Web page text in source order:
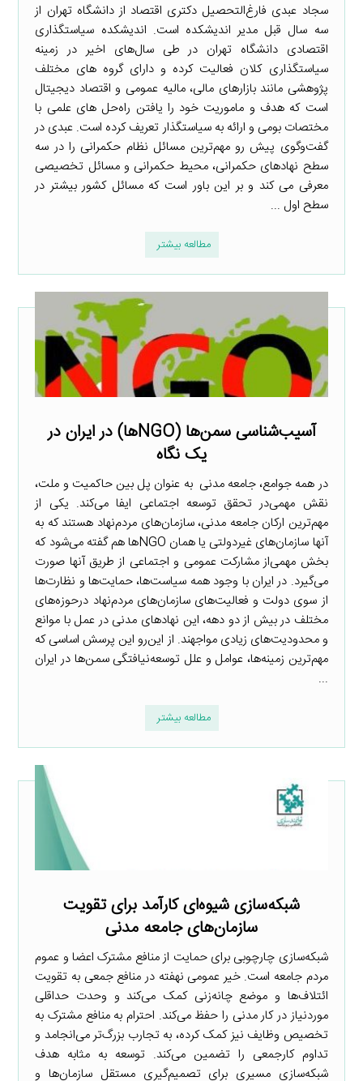
سجاد عبدی فارغ‌التحصیل دکتری اقتصاد از دانشگاه تهران از
سه سال قبل مدیر اندیشکده است. اندیشکده سیاستگذاری
اقتصادی دانشگاه تهران در طی سال‌های اخیر در زمینه
سیاستگذاری کلان فعالیت کرده و دارای گروه های مختلف
پژوهشی مانند بازارهای مالی، مالیه عمومی و اقتصاد دیجیتال
است که هدف و ماموریت خود را یافتن راه‌حل های علمی با
مختصات بومی و ارائه به سیاستگذار تعریف کرده است. عبدی در
گفت‌وگوی پیش رو مهم‌ترین مسائل نظام حکمرانی را در سه
سطح نهادهای حکمرانی، محیط حکمرانی و مسائل تخصیصی
معرفی می کند و بر این باور است که مسائل کشور بیشتر در
سطح اول ...
مطالعه بیشتر
آسیب‌شناسی سمن‌ها (NGOها) در ایران در
یک نگاه
در همه جوامع، جامعه مدنی به عنوان پل بین حاکمیت و ملت،
نقش مهمی‌در تحقق توسعه اجتماعی ایفا می‌کند. یکی از
مهم‌ترین ارکان جامعه مدنی، سازمان‌های مردم‌نهاد هستند که به
آنها سازمان‌های غیردولتی یا همان NGOها هم گفته می‌شود که
بخش مهمی‌از مشارکت عمومی و اجتماعی از طریق آنها صورت
می‌گیرد. در ایران با وجود همه سیاست‌ها، حمایت‌ها و نظارت‌ها
از سوی دولت و فعالیت‌های سازمان‌های مردم‌نهاد درحوزه‌های
مختلف در بیش از دو دهه، این نهادهای مدنی در عمل با موانع
و محدودیت‌های زیادی مواجهند. از این‌رو این پرسش اساسی که
مهم‌ترین زمینه‌ها، عوامل و علل توسعه‌نیافتگی سمن‌ها در ایران
...
مطالعه بیشتر
شبکه‌سازی شیوه‌ای کارآمد برای تقویت
سازمان‌های جامعه مدنی
شبکه‌سازی چارچوبی برای حمایت از منافع مشترک اعضا و عموم
مردم جامعه است. خیر عمومی نهفته در منافع جمعی به تقویت
ائتلاف‌ها و موضع چانه‌زنی کمک می‌کند و وحدت حداقلی
موردنیاز در کار مدنی را حفظ می‌کند. احترام به منافع مشترک به
تخصیص وظایف نیز کمک کرده، به تجارب بزرگ‌‌تر می‌انجامد و
تداوم کارجمعی را تضمین می‌کند. توسعه به مثابه هدف
شبکه‌سازی مسیری برای تصمیم‌گیری مستقل سازمان‌ها و